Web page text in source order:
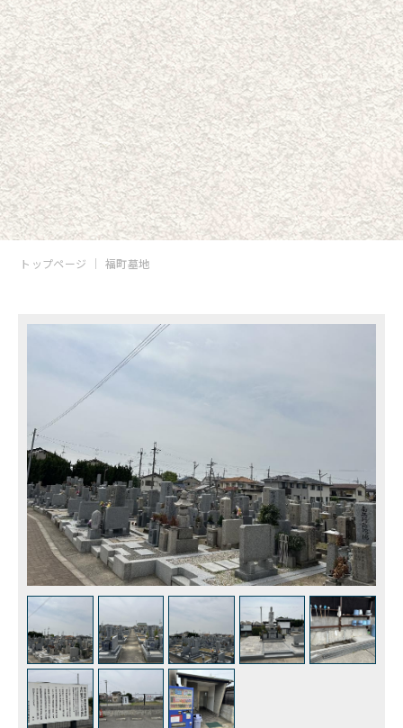
トップページ 福町墓地